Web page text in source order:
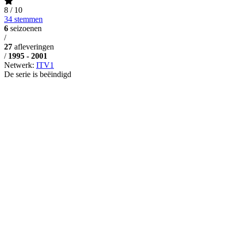
8 / 10
34 stemmen
6 seizoenen
/
27 afleveringen
/ 1995 - 2001
Netwerk: ITV1
De serie is beëindigd